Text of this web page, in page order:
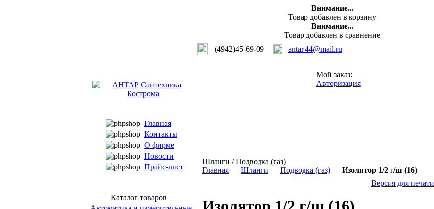
Внимание...
Товар добавлен в корзину
Внимание...
Товар добавлен в сравнение
(4942)45-69-09
antar.44@mail.ru
Мой заказ:
Авторизация
Главная
Контакты
О фирме
Новости
Прайс-лист
Каталог товаров
Шланги / Подводка (газ)
Главная
Шланги Подводка (газ)
Изолятор 1/2 г/ш (16)
Версия для печати